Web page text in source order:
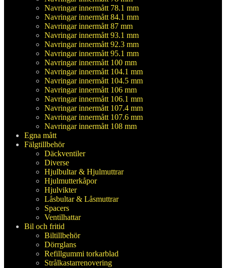
Navringar innermått 78.1 mm
Navringar innermått 84.1 mm
Navringar innermått 87 mm
Navringar innermått 93.1 mm
Navringar innermått 92.3 mm
Navringar innermått 95.1 mm
Navringar innermått 100 mm
Navringar innermått 104.1 mm
Navringar innermått 104.5 mm
Navringar innermått 106 mm
Navringar innermått 106.1 mm
Navringar innermått 107.4 mm
Navringar innermått 107.6 mm
Navringar innermått 108 mm
Egna mått
Fälgtillbehör
Däckventiler
Diverse
Hjulbultar & Hjulmuttrar
Hjulmutterkåpor
Hjulvikter
Låsbultar & Låsmuttrar
Spacers
Ventilhattar
Bil och fritid
Biltillbehör
Dörrglans
Refillgummi torkarblad
Strålkastarrenovering